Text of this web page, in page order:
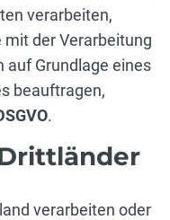
verarbeiten,
der Verarbeitung
auf Grundlage eines
beauftragen,
.
verarbeiten oder